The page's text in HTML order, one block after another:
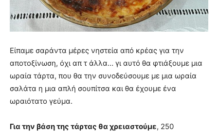
Είπαμε σαράντα μέρες νηστεία από κρέας για την
αποτοξίνωση, όχι απ τ άλλα… γι αυτό θα φτιάξουμε μια
ωραία τάρτα, που θα την συνοδεύσουμε με μια ωραία
σαλάτα η μια απλή σουπίτσα και θα έχουμε ένα
ωραιότατο γεύμα.
Για την βάση της τάρτας θα χρειαστούμε, 250